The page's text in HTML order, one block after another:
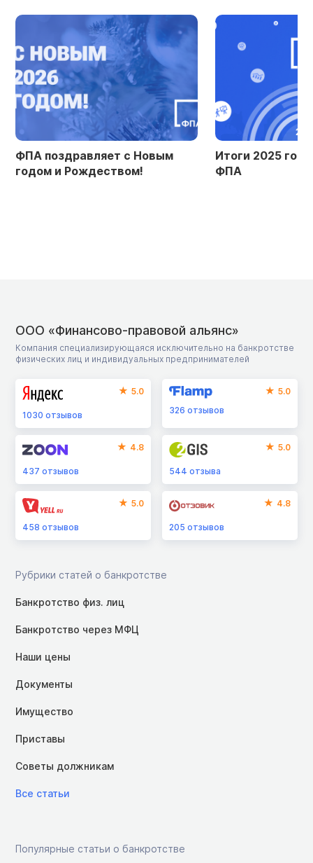
ФПА поздравляет с Новым
годом и Рождеством!
Итоги 2025
ФПА
ООО «Финансово-правовой альянс»
Компания специализирующаяся исключительно на банкротстве
физических лиц и индивидуальных предпринимателей
5.0
1030 отзывов
5.0
326отзывов
4.8
437 отзывов
5.0
544отзыва
5.0
458 отзывов
4.8
205отзывов
Рубрики статей о банкротстве
Банкротство физ. лиц
Банкротство через МФЦ
Наши цены
Документы
Имущество
Приставы
Советы должникам
Все статьи
Популярные статьи о банкротстве